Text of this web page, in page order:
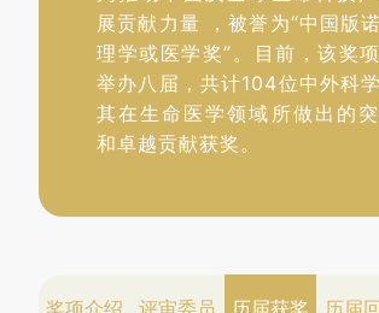
展贡献力量 ，被誉为“中国版
理学或医学奖”。目前，该奖
举办八届，共计104位中外科
其在生命医学领域所做出的
和卓越贡献获奖。
奖项介绍
评审委员
历届获奖
历届